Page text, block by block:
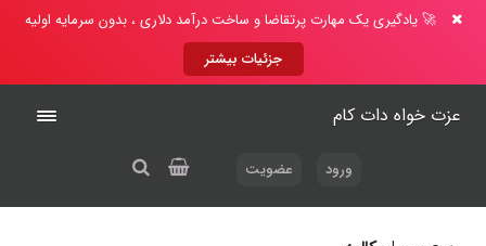
🚀 یادگیری یک مهارت پرتقاضا و ساخت درآمد دلاری ، بدون سرمایه اولیه
جزئیات بیشتر
عزت خواه دات کام
ورود عضویت